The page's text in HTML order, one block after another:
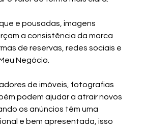
e pousadas, imagens
a consistência da marca
de reservas, redes sociais e
Negócio.
de imóveis, fotografias
podem ajudar a atrair novos
os anúncios têm uma
e bem apresentada, isso